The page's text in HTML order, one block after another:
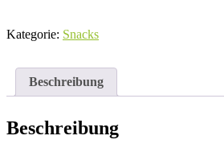
Kategorie: Snacks
Beschreibung
Beschreibung